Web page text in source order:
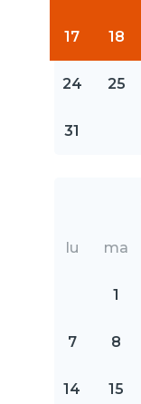
17 18
24 25
31
lu ma
1
7 8
14 15